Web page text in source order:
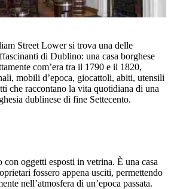
Street Lower si trova una delle
di Dublino: una casa borghese
com’era tra il 1790 e il 1820,
mobili d’epoca, giocattoli, abiti, utensili
che raccontano la vita quotidiana di una
dublinese di fine Settecento.
oggetti esposti in vetrina. È una casa
fossero appena usciti, permettendo
nell’atmosfera di un’epoca passata.